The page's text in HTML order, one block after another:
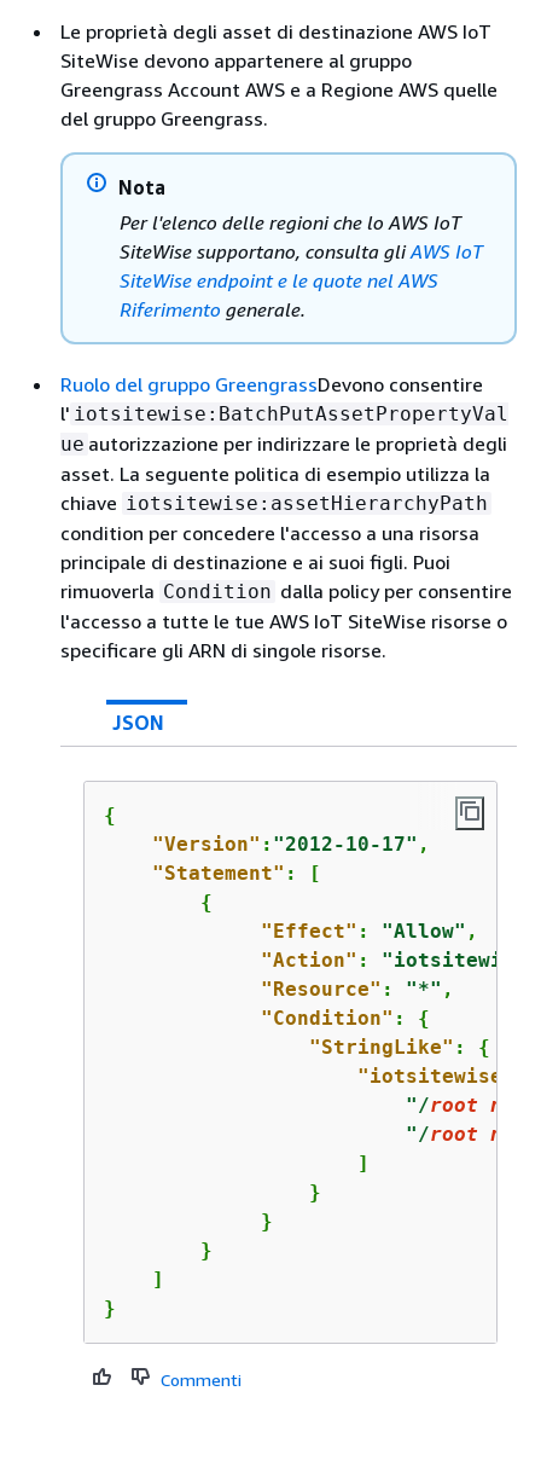
Le proprietà degli asset di destinazione AWS IoT
SiteWise devono appartenere al gruppo
Greengrass Account AWS e a Regione AWS quelle
del gruppo Greengrass.
Nota
Per l'elenco delle regioni che lo AWS IoT
SiteWise supportano, consulta gliAWS IoT
SiteWise endpoint e le quote nel AWS
Riferimento generale.
Ruolo del gruppo GreengrassDevono consentire
l' iotsitewise:BatchPutAssetPropertyVal
ue autorizzazione per indirizzare le proprietà degli
asset. La seguente politica di esempio utilizza la
chiave iotsitewise:assetHierarchyPath
condition per concedere l'accesso a una risorsa
principale di destinazione e ai suoi figli. Puoi
rimuoverla Condition dalla policy per consentire
l'accesso a tutte le tue AWS IoT SiteWise risorse o
specificare gli ARN di singole risorse.
JSON
{
"Version" : "2012-10-17" ,
"Statement" : [
{
"Effect" : "Allow" ,
"Action" :
"Resource" : "*" ,
"Condition" : {
"StringLike" : {
"/root
"/root
                     ]
                 }
             }
        }
    ]
}
Commenti